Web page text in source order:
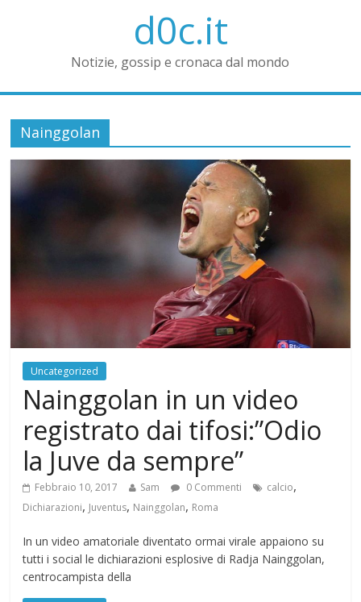
d0c.it
Notizie, gossip e cronaca dal mondo
Nainggolan
Uncategorized
Nainggolan in un video
registrato dai tifosi:”Odio
la Juve da sempre”
Febbraio 10, 2017 Sam 0 Commenti calcio,
Dichiarazioni, Juventus, Nainggolan, Roma
In un video amatoriale diventato ormai virale appaiono su
tutti i social le dichiarazioni esplosive di Radja Nainggolan,
centrocampista della